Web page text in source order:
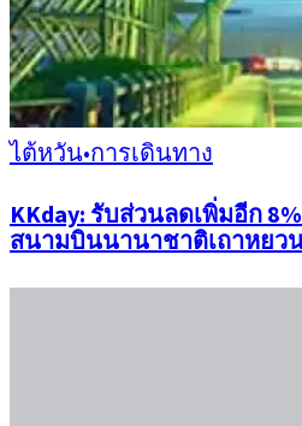
ไต้หวัน•การเดินทาง
KKday: รับส่วนลดเพิ่มอีก
สนามบินนานาชาติเถาหยว